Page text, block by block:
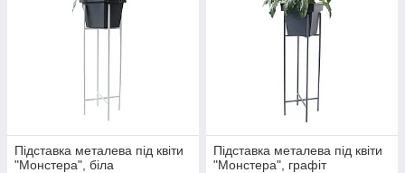
Підставка металева під квіти
"Монстера", біла
Підставка металева під квіти
"Монстера", графіт